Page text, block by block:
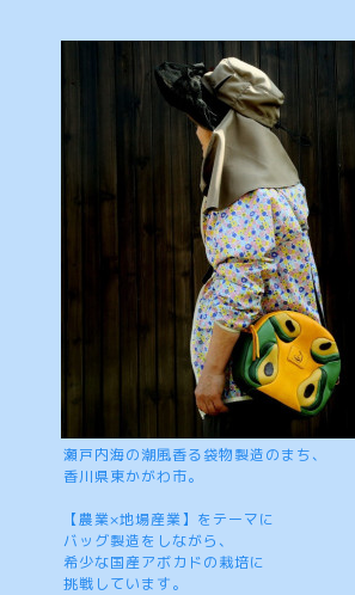
瀬戸内海の潮風香る袋物製造のまち、
香川県東かがわ市。
【農業×地場産業】をテーマに
バッグ製造をしながら、
希少な国産アボカドの栽培に
挑戦しています。